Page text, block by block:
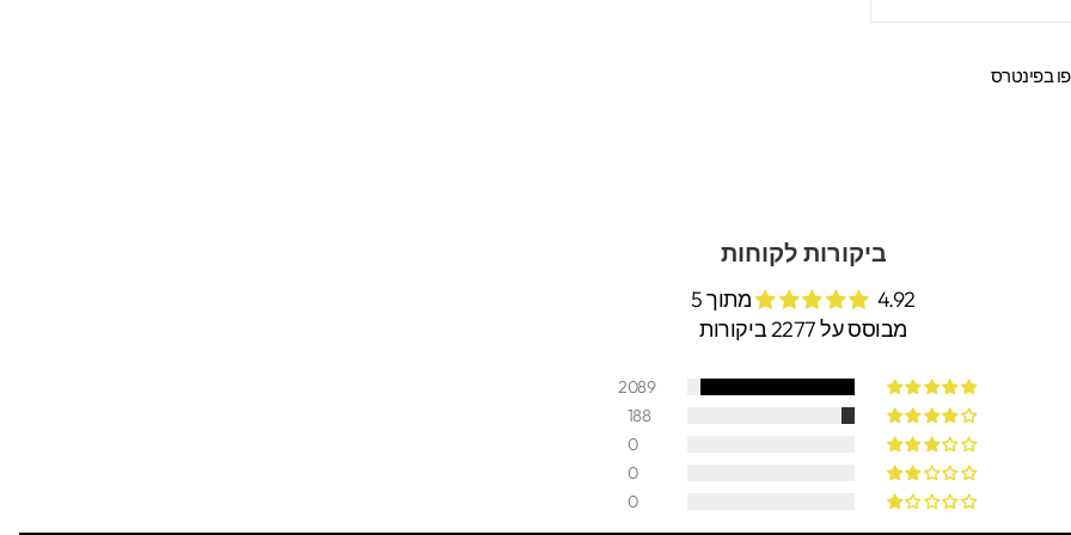
בפינטרס
ביקורות לקוחות
4.92 מתוך 5
מבוסס על 2277 ביקורות
2089
188
0
0
0